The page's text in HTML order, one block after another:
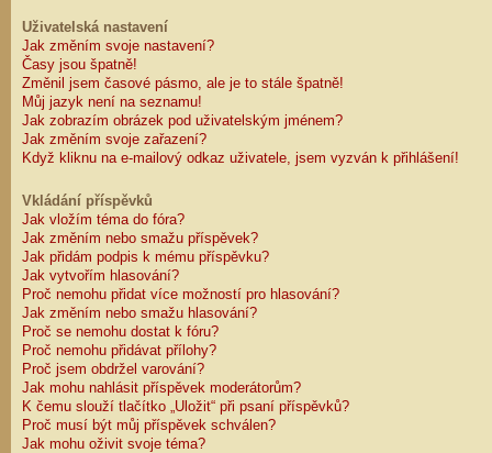
Uživatelská nastavení
Jak změním svoje nastavení?
Časy jsou špatně!
Změnil jsem časové pásmo, ale je to stále špatně!
Můj jazyk není na seznamu!
Jak zobrazím obrázek pod uživatelským jménem?
Jak změním svoje zařazení?
Když kliknu na e-mailový odkaz uživatele, jsem vyzván k přihlášení!
Vkládání příspěvků
Jak vložím téma do fóra?
Jak změním nebo smažu příspěvek?
Jak přidám podpis k mému příspěvku?
Jak vytvořím hlasování?
Proč nemohu přidat více možností pro hlasování?
Jak změním nebo smažu hlasování?
Proč se nemohu dostat k fóru?
Proč nemohu přidávat přílohy?
Proč jsem obdržel varování?
Jak mohu nahlásit příspěvek moderátorům?
K čemu slouží tlačítko „Uložit“ při psaní příspěvků?
Proč musí být můj příspěvek schválen?
Jak mohu oživit svoje téma?